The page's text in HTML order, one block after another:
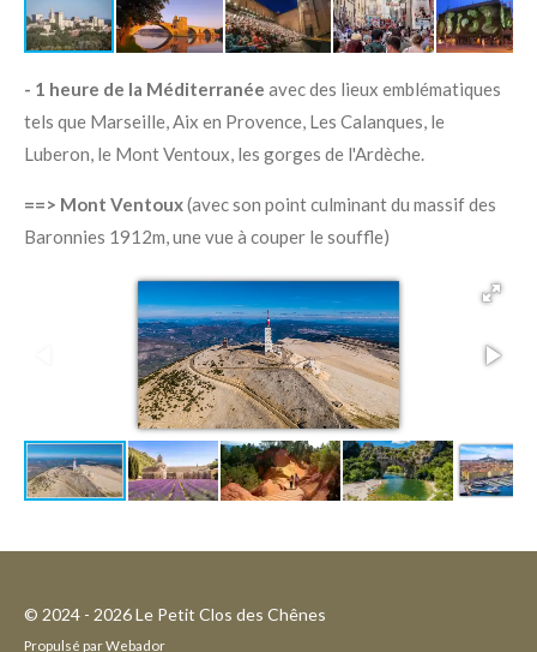
- 1 heure de la Méditerranée avec des lieux emblématiques
tels que Marseille, Aix en Provence, Les Calanques, le
Luberon, le Mont Ventoux, les gorges de l'Ardèche.
==> Mont Ventoux(avec son point culminant du massif des
Baronnies 1912m, une vue à couper le souffle)
© 2024 - 2026 Le Petit Clos des Chênes
Propulsé parWebador